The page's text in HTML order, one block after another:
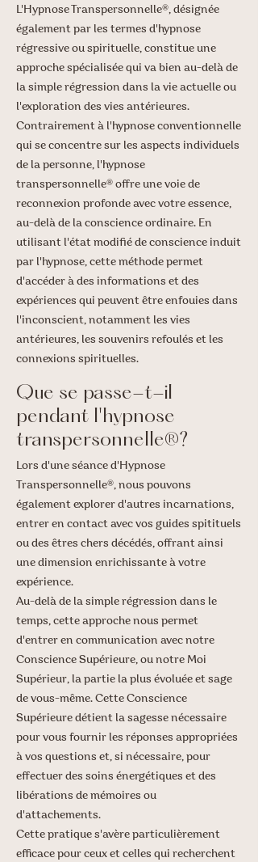
L'Hypnose Transpersonnelle®, désignée
également par les termes d'hypnose
régressive ou spirituelle, constitue une
approche spécialisée qui va bien au-delà de
la simple régression dans la vie actuelle ou
l'exploration des vies antérieures.
Contrairement à l'hypnose conventionnelle
qui se concentre sur les aspects individuels
de la personne, l'hypnose
transpersonnelle® offre une voie de
reconnexion profonde avec votre essence,
au-delà de la conscience ordinaire. En
utilisant l'état modifié de conscience induit
par l'hypnose, cette méthode permet
d'accéder à des informations et des
expériences qui peuvent être enfouies dans
l'inconscient, notamment les vies
antérieures, les souvenirs refoulés et les
connexions spirituelles.
Que se passe-t-il
pendant l'hypnose
transpersonnelle®?
Lors d'une séance d'Hypnose
Transpersonnelle®, nous pouvons
également explorer d'autres incarnations,
entrer en contact avec vos guides spitituels
ou des êtres chers décédés, offrant ainsi
une dimension enrichissante à votre
expérience.
Au-delà de la simple régression dans le
temps, cette approche nous permet
d'entrer en communication avec notre
Conscience Supérieure, ou notre Moi
Supérieur, la partie la plus évoluée et sage
de vous-même. Cette Conscience
Supérieure détient la sagesse nécessaire
pour vous fournir les réponses appropriées
à vos questions et, si nécessaire, pour
effectuer des soins énergétiques et des
libérations de mémoires ou
d'attachements.
Cette pratique s'avère particulièrement
efficace pour ceux et celles qui recherchent